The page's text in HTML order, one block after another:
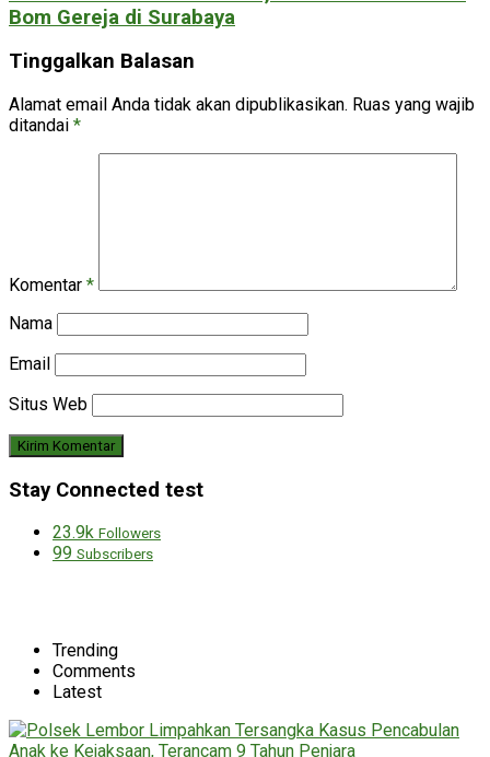
Bom Gereja di Surabaya
Tinggalkan Balasan
Alamat email Anda tidak akan dipublikasikan. Ruas yang wajib
ditandai *
Komentar *
Nama
Email
Situs Web
Stay Connected test
23.9k Followers
99 Subscribers
Trending
Comments
Latest